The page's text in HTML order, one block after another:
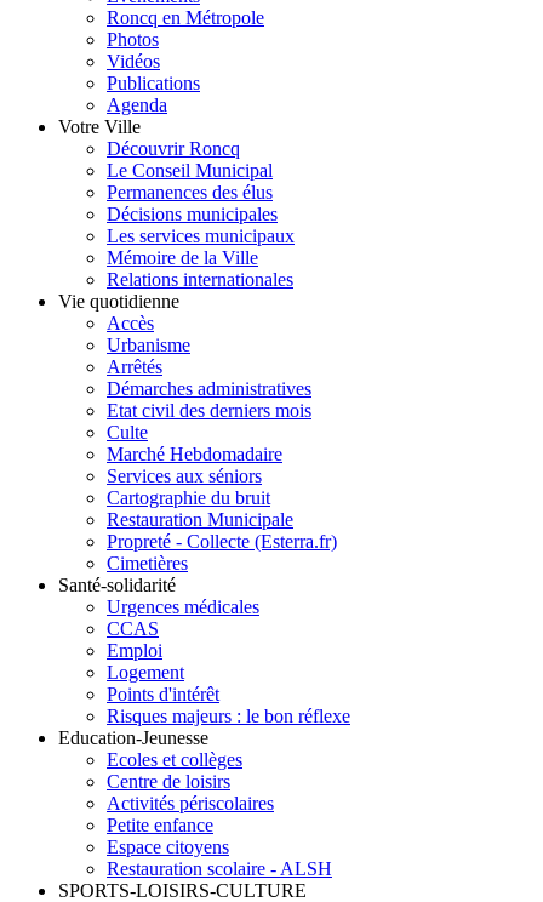
Roncq en Métropole
Photos
Vidéos
Publications
Agenda
Votre Ville
Découvrir Roncq
Le Conseil Municipal
Permanences des élus
Décisions municipales
Les services municipaux
Mémoire de la Ville
Relations internationales
Vie quotidienne
Accès
Urbanisme
Arrêtés
Démarches administratives
Etat civil des derniers mois
Culte
Marché Hebdomadaire
Services aux séniors
Cartographie du bruit
Restauration Municipale
Propreté - Collecte (Esterra.fr)
Cimetières
Santé-solidarité
Urgences médicales
CCAS
Emploi
Logement
Points d'intérêt
Risques majeurs : le bon réflexe
Education-Jeunesse
Ecoles et collèges
Centre de loisirs
Activités périscolaires
Petite enfance
Espace citoyens
Restauration scolaire - ALSH
SPORTS-LOISIRS-CULTURE